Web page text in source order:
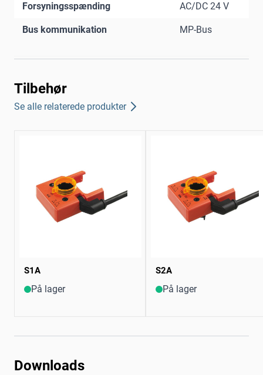
Forsyningsspænding AC/DC 24 V
Bus kommunikation MP-Bus
Tilbehør
Se alle relaterede produkter
S1A
På lager
S2A
På lager
Downloads